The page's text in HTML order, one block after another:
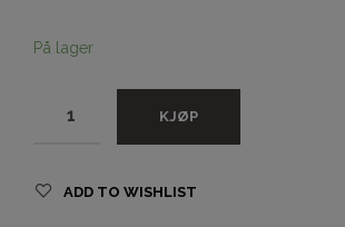
På lager
KJØP
ADD TO WISHLIST